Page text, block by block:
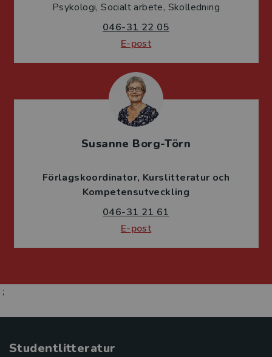
Psykologi, Socialt arbete, Skolledning
046-31 22 05
E-post
Susanne Borg-Törn
Förlagskoordinator Kurslitteratur och
Kompetensutveckling
046-31 21 61
E-post
;
Studentlitteratur